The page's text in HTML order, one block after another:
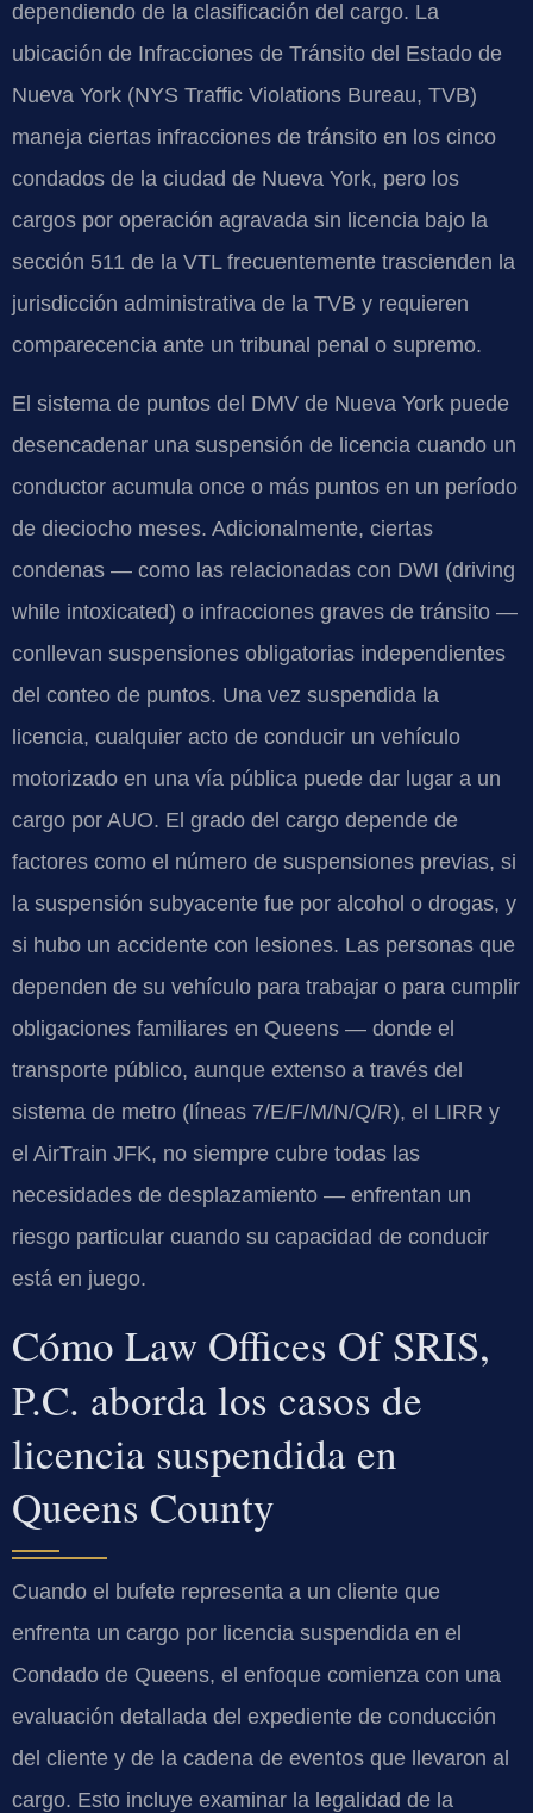
dependiendo de la clasificación del cargo. La
ubicación de Infracciones de Tránsito del Estado de
Nueva York (NYS Traffic Violations Bureau, TVB)
maneja ciertas infracciones de tránsito en los cinco
condados de la ciudad de Nueva York, pero los
cargos por operación agravada sin licencia bajo la
sección 511 de la VTL frecuentemente trascienden la
jurisdicción administrativa de la TVB y requieren
comparecencia ante un tribunal penal o supremo.
El sistema de puntos del DMV de Nueva York puede
desencadenar una suspensión de licencia cuando un
conductor acumula once o más puntos en un período
de dieciocho meses. Adicionalmente, ciertas
condenas — como las relacionadas con DWI (driving
while intoxicated) o infracciones graves de tránsito —
conllevan suspensiones obligatorias independientes
del conteo de puntos. Una vez suspendida la
licencia, cualquier acto de conducir un vehículo
motorizado en una vía pública puede dar lugar a un
cargo por AUO. El grado del cargo depende de
factores como el número de suspensiones previas, si
la suspensión subyacente fue por alcohol o drogas, y
si hubo un accidente con lesiones. Las personas que
dependen de su vehículo para trabajar o para cumplir
obligaciones familiares en Queens — donde el
transporte público, aunque extenso a través del
sistema de metro (líneas 7/E/F/M/N/Q/R), el LIRR y
el AirTrain JFK, no siempre cubre todas las
necesidades de desplazamiento — enfrentan un
riesgo particular cuando su capacidad de conducir
está en juego.
Cómo Law Offices Of SRIS,
P.C. aborda los casos de
licencia suspendida en
Queens County
Cuando el bufete representa a un cliente que
enfrenta un cargo por licencia suspendida en el
Condado de Queens, el enfoque comienza con una
evaluación detallada del expediente de conducción
del cliente y de la cadena de eventos que llevaron al
cargo. Esto incluye examinar la legalidad de la